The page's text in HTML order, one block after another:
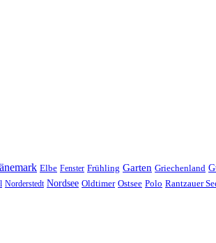
Elbe Fenster Frühling Garten Griechenland
Norderstedt Nordsee Oldtimer Ostsee Polo Rantzauer